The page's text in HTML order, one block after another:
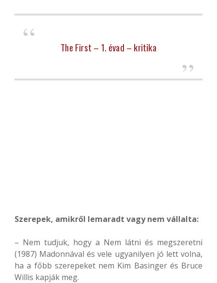
The First – 1. évad – kritika
Szerepek, amikről lemaradt vagy nem vállalta:
– Nem tudjuk, hogy a Nem látni és megszeretni
(1987) Madonnával és vele ugyanilyen jó lett volna,
ha a főbb szerepeket nem Kim Basinger és Bruce
Willis kapják meg.